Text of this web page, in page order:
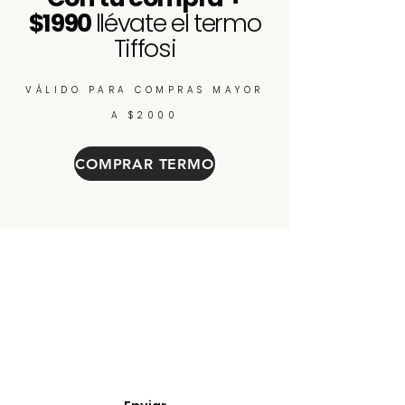
$1990llévate el termo
Tiffosi
VÁLIDO PARA COMPRAS MAYOR
A $2000
COMPRAR TERMO